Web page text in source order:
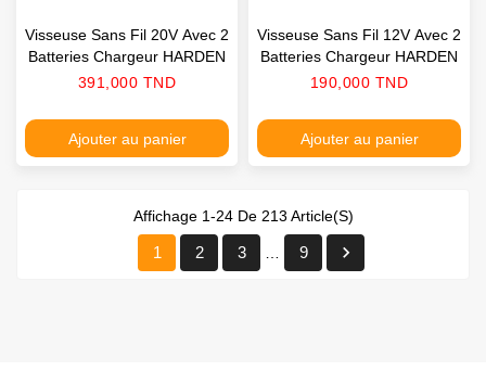
Visseuse Sans Fil 20V Avec 2
Batteries Chargeur HARDEN
Prix
391,000 TND
Ajouter au panier
Visseuse Sans Fil 12V Avec 2
Batteries Chargeur HARDEN
Prix
190,000 TND
Ajouter au panier
Affichage 1-24 De 213 Article(s)
1 2 3 9 